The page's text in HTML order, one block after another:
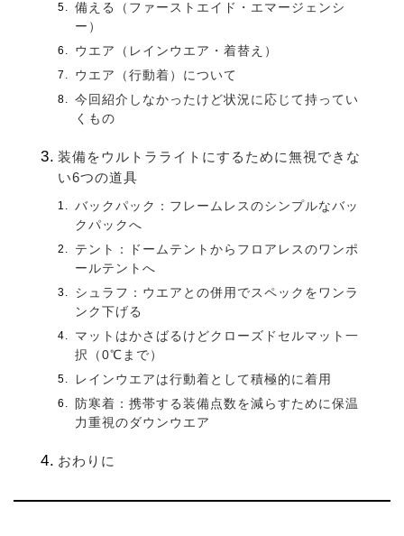
備える（ファーストエイド・エマージェンシ
ー）
ウエア（レインウエア・着替え）
ウエア（行動着）について
今回紹介しなかったけど状況に応じて持ってい
くもの
装備をウルトラライトにするために無視できな
い6つの道具
バックパック：フレームレスのシンプルなバッ
クパックへ
テント：ドームテントからフロアレスのワンポ
ールテントへ
シュラフ：ウエアとの併用でスペックをワンラ
ンク下げる
マットはかさばるけどクローズドセルマット一
択（0℃まで）
レインウエアは行動着として積極的に着用
防寒着：携帯する装備点数を減らすために保温
力重視のダウンウエア
おわりに